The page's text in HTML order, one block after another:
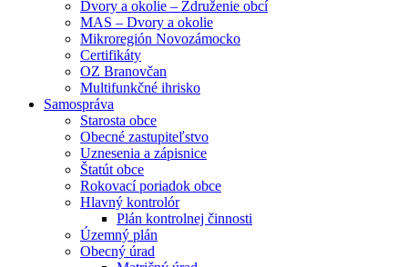
Dvory a okolie – Združenie obcí
MAS – Dvory a okolie
Mikroregión Novozámocko
Certifikáty
OZ Branovčan
Multifunkčné ihrisko
Samospráva
Starosta obce
Obecné zastupiteľstvo
Uznesenia a zápisnice
Štatút obce
Rokovací poriadok obce
Hlavný kontrolór
Plán kontrolnej činnosti
Územný plán
Obecný úrad